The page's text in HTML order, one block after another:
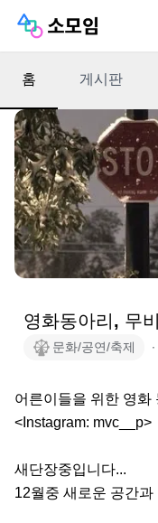
홈 게시판
영화동아리, 무
문화/공연/축제 ∙
어른이들을 위한 영화
<Instagram: mvc__p>
새단장중입니다...
12월중 새로운 공간